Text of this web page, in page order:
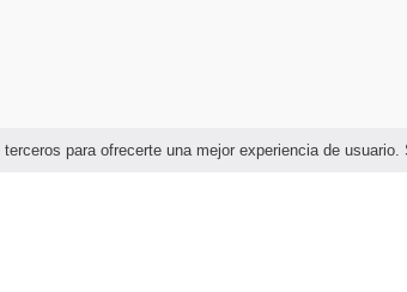
para ofrecerte una mejor experiencia de